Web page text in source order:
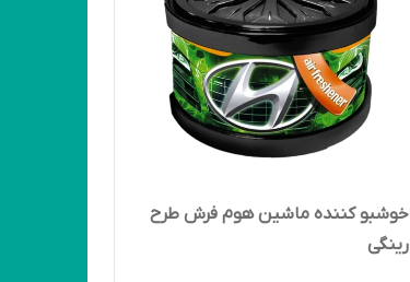
خوشبو کننده ماشین هوم فرش طرح
رینگی